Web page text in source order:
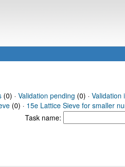
(0) · Validation pending (0) · Validation
(0) · 15e Lattice Sieve for smaller
Task name: